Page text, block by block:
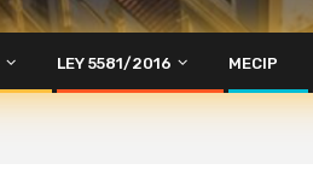
LEY 5581/2016 MECIP